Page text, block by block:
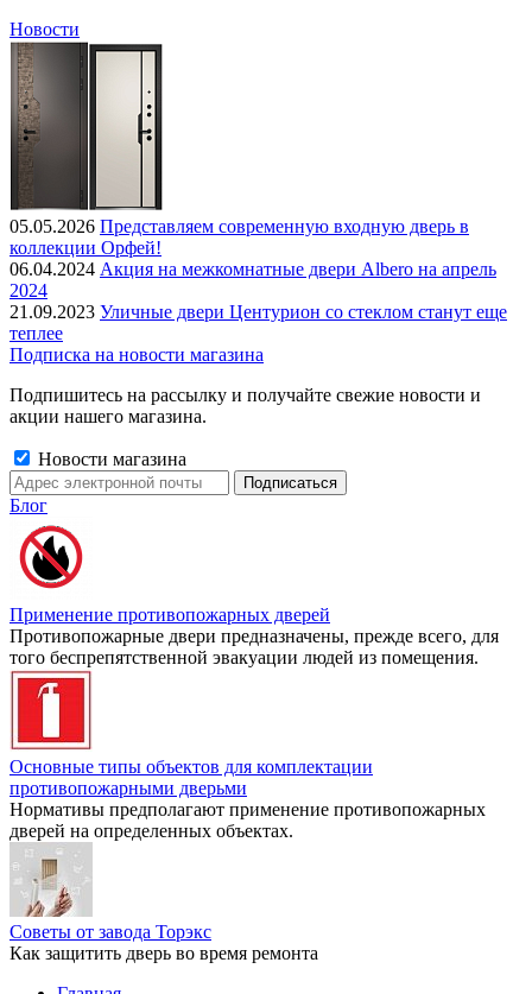
Новости
05.05.2026 Представляем современную входную дверь в
коллекции Орфей!
06.04.2024 Акция на межкомнатные двери Albero на апрель
2024
21.09.2023 Уличные двери Центурион со стеклом станут еще
теплее
Подписка на новости магазина
Подпишитесь на рассылку и получайте свежие новости и
акции нашего магазина.
Новости магазина
Блог
Применение противопожарных дверей
Противопожарные двери предназначены, прежде всего, для
того беспрепятственной эвакуации людей из помещения.
Основные типы объектов для комплектации
противопожарными дверьми
Нормативы предполагают применение противопожарных
дверей на определенных объектах.
Советы от завода Торэкс
Как защитить дверь во время ремонта